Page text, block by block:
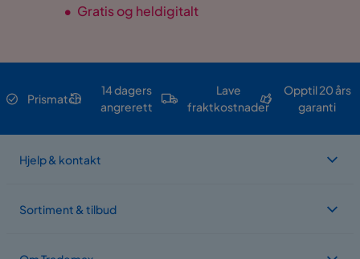
• Gratis og heldigitalt
Prismatch
14 dagers
angrerett
Lave
fraktkostnader
Opptil 20 års
garanti
Hjelp & kontakt
Sortiment & tilbud